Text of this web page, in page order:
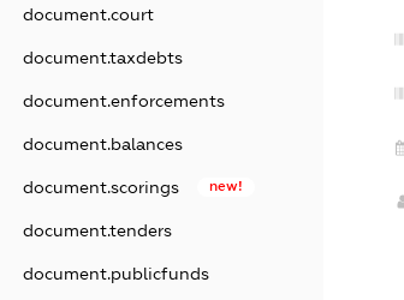
document.court
document.taxdebts
document.enforcements
document.balances
document.scorings new!
document.tenders
document.publicfunds